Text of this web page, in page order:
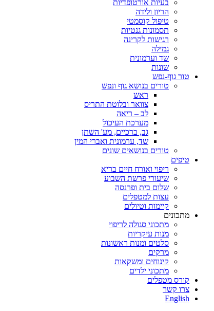
בעיות אורטופדיות
הריון ולידה
טיפול קוסמטי
תסמונות גנטיות
רגישות לקרינה
גמילה
שד וערמונית
שונות
טור גוף-נפש
טורים בנושא גוף ונפש
ראש
צוואר ובלוטת התריס
לב – ריאה
מערכת העיכול
גב, ברכיים, מע' השתן
שד, ערמונית ואברי המין
טורים בנושאים שונים
טיפים
ריפוי ואורח חיים בריא
שיעורי פרשת השבוע
שלום בית ופרנסה
עצות למטפלים
קיימות וטיולים
מתכונים
מתכוני סגולה לריפוי
מנות עיקריות
סלטים ומנות ראשונות
מרקים
קינוחים ומשקאות
מתכוני ילדים
קורס מטפלים
צרו קשר
English